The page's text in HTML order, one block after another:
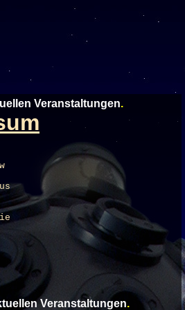
Veranstaltungen.
Veranstaltungen.